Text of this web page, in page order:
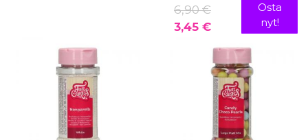
6,90 €
3,45 €
Osta
nyt!